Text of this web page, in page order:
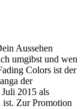
Aussehen
umgibst und wen
Colors ist der
der
2015 als
ist. Zur Promotion